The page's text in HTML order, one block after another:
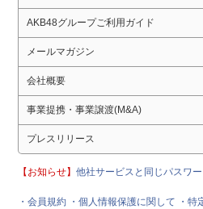
AKB48グループご利用ガイド
メールマガジン
会社概要
事業提携・事業譲渡(M&A)
プレスリリース
【お知らせ】他社サービスと同じパスワ
・会員規約 ・個人情報保護に関して ・特